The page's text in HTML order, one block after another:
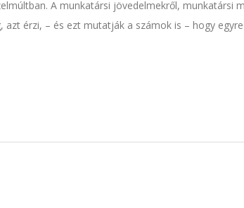
A munkatársi jövedelmekről, munkatársi
érzi, – és ezt mutatják a számok is – hogy